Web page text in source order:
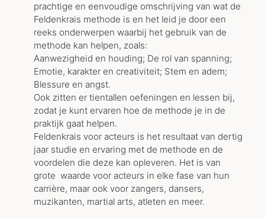
prachtige en eenvoudige omschrijving van wat de
Feldenkrais methode is en het leid je door een
reeks onderwerpen waarbij het gebruik van de
methode kan helpen, zoals:
Aanwezigheid en houding; De rol van spanning;
Emotie, karakter en creativiteit; Stem en adem;
Blessure en angst.
Ook zitten er tientallen oefeningen en lessen bij,
zodat je kunt ervaren hoe de methode je in de
praktijk gaat helpen.
Feldenkrais voor acteurs is het resultaat van dertig
jaar studie en ervaring met de methode en de
voordelen die deze kan opleveren. Het is van
grote waarde voor acteurs in elke fase van hun
carrière, maar ook voor zangers, dansers,
muzikanten, martial arts, atleten en meer.